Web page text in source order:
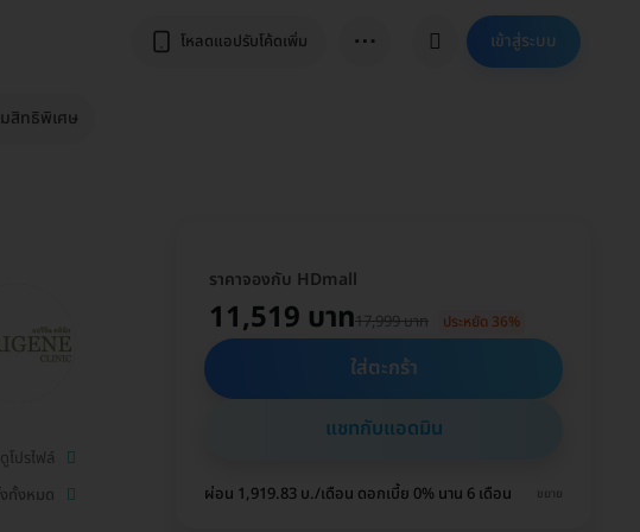
โหลดแอปรับโค้ดเพิ่ม ⋯ เข้าสู่ระบบ
สิทธิพิเศษ
ดูโปรไฟล์
ทั้งหมด
ราคาจองกับ HDmall
11,519 บาท17,999 บาท ประหยัด 36%
ใส่ตะกร้า
แชทกับแอดมิน
ผ่อน 1,919.83 บ./เดือน ดอกเบี้ย 0% นาน 6 เดือน ขยาย